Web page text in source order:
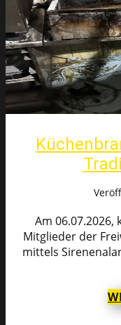
Am
Mitglieder der
mittels